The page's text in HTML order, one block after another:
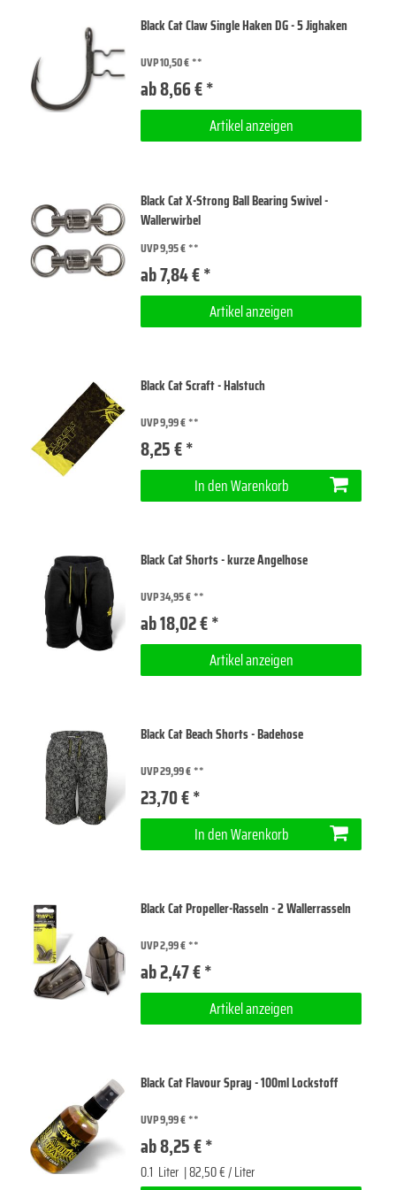
Black Cat Claw Single Haken DG - 5 Jighaken
UVP 10,50 €
ab 8,66 € *
Artikel anzeigen
Black Cat X-Strong Ball Bearing Swivel -
Wallerwirbel
UVP 9,95 €
ab 7,84 € *
Artikel anzeigen
Black Cat Scraft - Halstuch
UVP 9,99 €
8,25 € *
In den Warenkorb
Black Cat Shorts - kurze Angelhose
UVP 34,95 €
ab 18,02 € *
Artikel anzeigen
Black Cat Beach Shorts - Badehose
UVP 29,99 €
23,70 € *
In den Warenkorb
Black Cat Propeller-Rasseln - 2 Wallerrasseln
UVP 2,99 €
ab 2,47 € *
Artikel anzeigen
Black Cat Flavour Spray - 100ml Lockstoff
UVP 9,99 €
ab 8,25 € *
0.1 Liter | 82,50 € / Liter